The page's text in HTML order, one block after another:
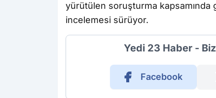
yürütülen soruşturma kapsamında
incelemesi sürüyor.
Yedi 23 Haber -
Facebook